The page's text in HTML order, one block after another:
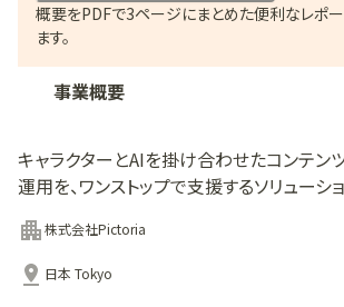
概要をPDFで3ページにまとめた便利なレポ
ます。
事業概要
キャラクターとAIを掛け合わせたコンテ
運用を、ワンストップで支援するソリューショ
株式会社Pictoria
日本 Tokyo